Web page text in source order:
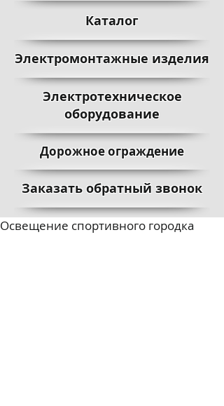
Каталог
Электромонтажные изделия
Электротехническое
оборудование
Дорожное ограждение
Заказать обратный звонок
Освещение спортивного городка